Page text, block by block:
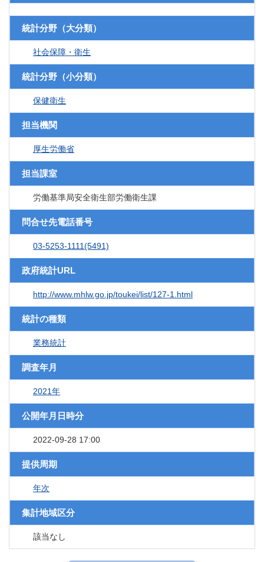
統計分野（大分類）
社会保障・衛生
統計分野（小分類）
保健衛生
担当機関
厚生労働省
担当課室
労働基準局安全衛生部労働衛生課
問合せ先電話番号
03-5253-1111(5491)
政府統計URL
http://www.mhlw.go.jp/toukei/list/127-1.html
統計の種類
業務統計
調査年月
2021年
公開年月日時分
2022-09-28 17:00
提供周期
年次
集計地域区分
該当なし